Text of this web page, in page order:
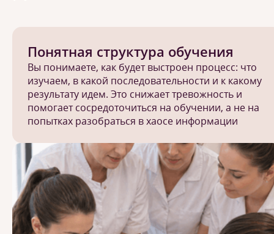
Понятная структура обучения
Вы понимаете, как будет выстроен процесс: что
изучаем, в какой последовательности и к какому
результату идем. Это снижает тревожность и
помогает сосредоточиться на обучении, а не на
попытках разобраться в хаосе информации